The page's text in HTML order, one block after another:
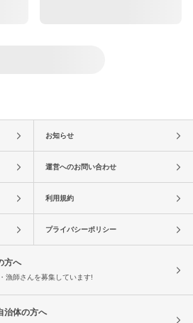
お知らせ
運営へのお問い合わせ
利用規約
プライバシーポリシー
方へ
漁師さんを募集しています!
治体の方へ